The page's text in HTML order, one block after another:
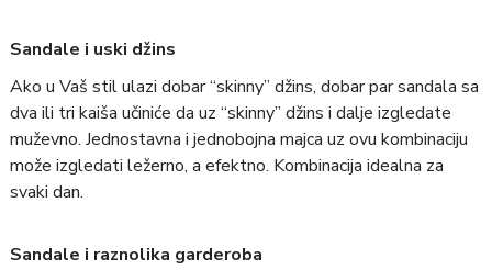
Sandale i uski džins
Ako u Vaš stil ulazi dobar “skinny” džins, dobar par sandala sa
dva ili tri kaiša učiniće da uz “skinny” džins i dalje izgledate
muževno. Jednostavna i jednobojna majca uz ovu kombinaciju
može izgledati ležerno, a efektno. Kombinacija idealna za
svaki dan.
Sandale i raznolika garderoba